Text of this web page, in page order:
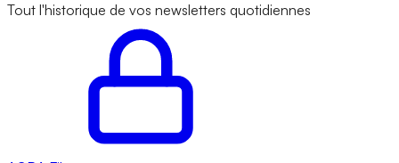
Tout l'historique de vos newsletters quotidiennes